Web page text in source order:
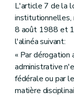
L'article 7 de la
institutionnelles,
8 août 1988 et
l'alinéa suivant:
« Par dérogation
administrative
fédérale ou par
matière